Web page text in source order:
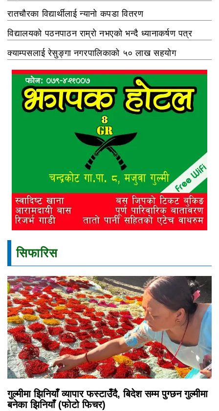
रातचौरका विद्यार्थीलाई न्यानो कपडा वितरण
विद्यालयको पठनपाठन राम्रो नभएको भन्दै ध्यानाकर्षण पत्र
क्याम्पसलाई रेसुङ्गा नगरपालिकाको ५० लाख सहयोग
सिफारिस
गुल्मीमा झिनियाँ व्यापार फस्टाउँदै, बिदेश सम्म पुग्छन गुल्मीमा
बनेका झिनियाँ (फोटो फिचर)